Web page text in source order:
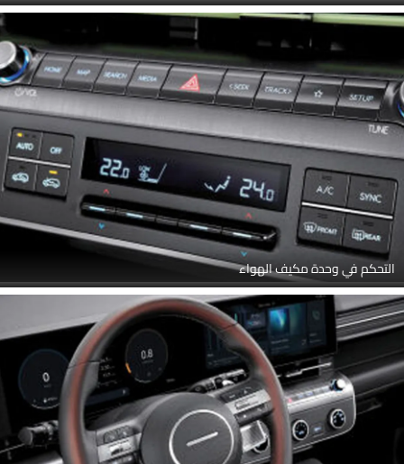
التحكم في وحدة مكيف الهواء